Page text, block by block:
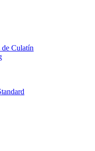
de Culatín